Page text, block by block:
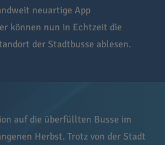
neuartige App
können nun in Echtzeit die
der Stadtbusse ablesen.
auf die überfüllten Busse im
Herbst. Trotz von der Stadt